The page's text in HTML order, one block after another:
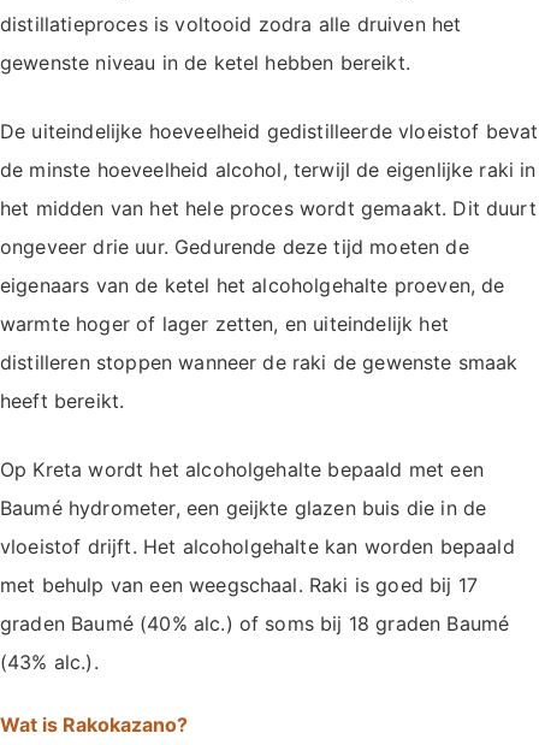
distillatieproces is voltooid zodra alle druiven het
gewenste niveau in de ketel hebben bereikt.
De uiteindelijke hoeveelheid gedistilleerde vloeistof bevat
de minste hoeveelheid alcohol, terwijl de eigenlijke raki in
het midden van het hele proces wordt gemaakt. Dit duurt
ongeveer drie uur. Gedurende deze tijd moeten de
eigenaars van de ketel het alcoholgehalte proeven, de
warmte hoger of lager zetten, en uiteindelijk het
distilleren stoppen wanneer de raki de gewenste smaak
heeft bereikt.
Op Kreta wordt het alcoholgehalte bepaald met een
Baumé hydrometer, een geijkte glazen buis die in de
vloeistof drijft. Het alcoholgehalte kan worden bepaald
met behulp van een weegschaal. Raki is goed bij 17
graden Baumé (40% alc.) of soms bij 18 graden Baumé
(43% alc.).
Wat is Rakokazano?